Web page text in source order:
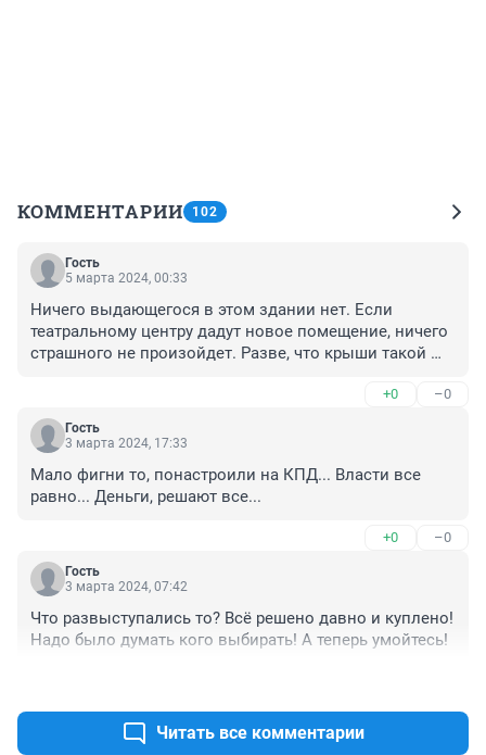
КОММЕНТАРИИ 102
Гость
5 марта 2024, 00:33
Ничего выдающегося в этом здании нет. Если
театральному центру дадут новое помещение, ничего
страшного не произойдет. Разве, что крыши такой
+0 –0
Гость
3 марта 2024, 17:33
Мало фигни то, понастроили на КПД... Власти все
равно... Деньги, решают все...
+0 –0
Гость
3 марта 2024, 07:42
Что развыступались то? Всё решено давно и куплено!
Надо было думать кого выбирать! А теперь умойтесь!
Читать все комментарии